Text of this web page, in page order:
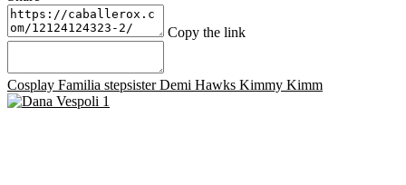
Copy the link
Cosplay Familia stepsisterDemi Hawks Kimmy Kimm